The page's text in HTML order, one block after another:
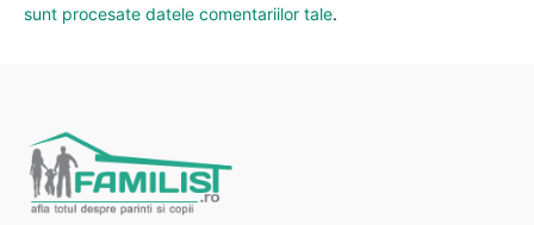
sunt procesate datele comentariilor tale.